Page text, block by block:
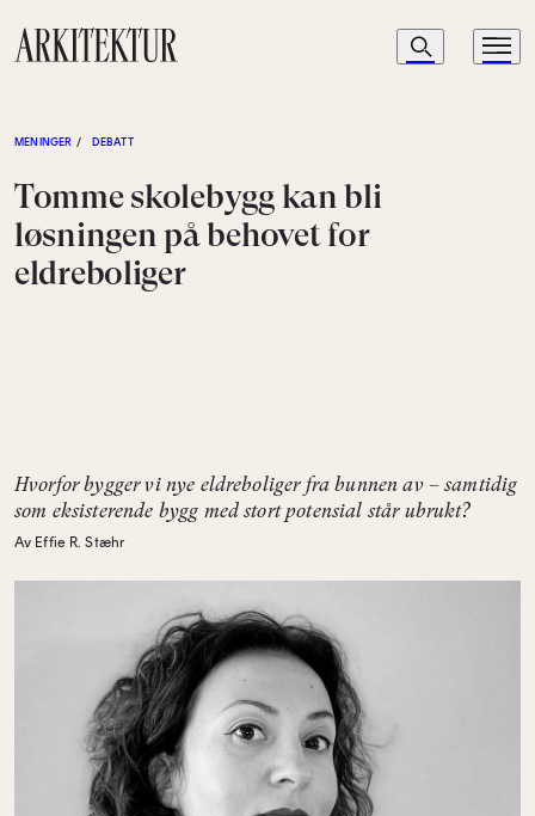
Navigasjon
Søk Meny
MENINGER / DEBATT
Tomme skolebygg kan bli
løsningen på behovet for
eldreboliger
Hvorfor bygger vi nye eldreboliger fra bunnen av – samtidig
som eksisterende bygg med stort potensial står ubrukt?
Av Effie R. Stæhr